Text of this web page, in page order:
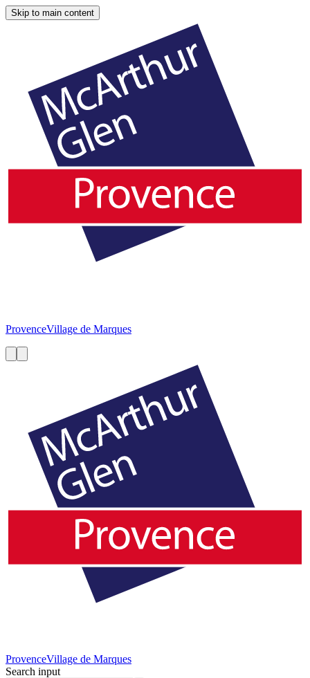
Skip to main content
ProvenceVillage de Marques
ProvenceVillage de Marques
Search input